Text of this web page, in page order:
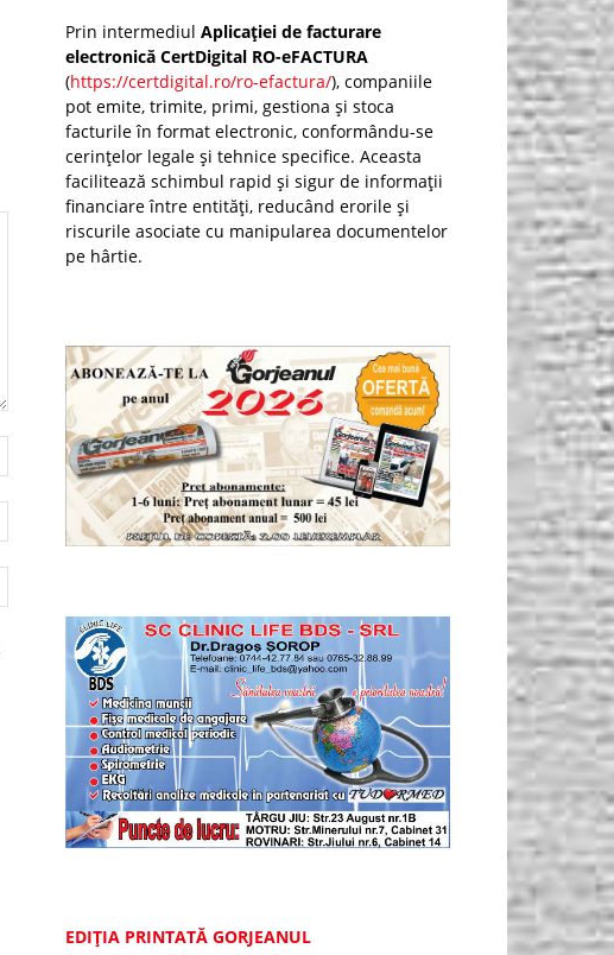
Prin intermediul Aplicației de facturare
electronică CertDigital RO-eFACTURA
(https://certdigital.ro/ro-efactura/), companiile
pot emite, trimite, primi, gestiona și stoca
facturile în format electronic, conformându-se
cerințelor legale și tehnice specifice. Aceasta
facilitează schimbul rapid și sigur de informații
financiare între entități, reducând erorile și
riscurile asociate cu manipularea documentelor
pe hârtie.
EDIȚIA PRINTATĂ GORJEANUL